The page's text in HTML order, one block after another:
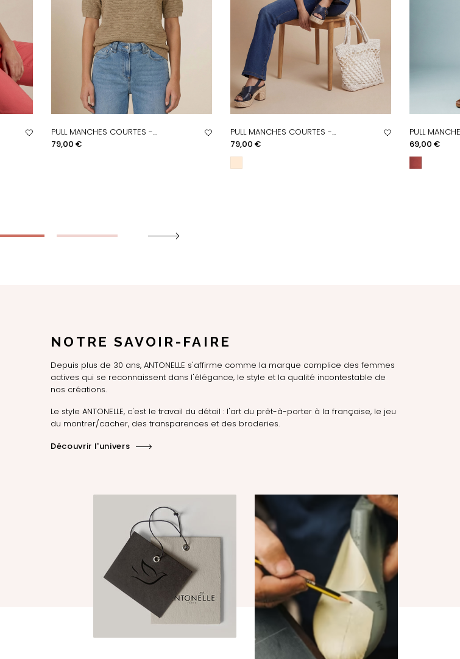
PULL MANCHES COURTES -...
Prix
79,00 €
PULL MANCHES COURTES -...
Prix
79,00 €
PULL
Prix
69,00 €
NOTRE SAVOIR-FAIRE
Depuis plus de 30 ans, ANTONELLE s'affirme comme la marque complice des femmes
actives qui se reconnaissent dans l'élégance, le style et la qualité incontestable de
nos créations.
Le style ANTONELLE, c'est le travail du détail : l'art du prêt-à-porter à la française, le jeu
du montrer/cacher, des transparences et des broderies.
Découvrir l'univers